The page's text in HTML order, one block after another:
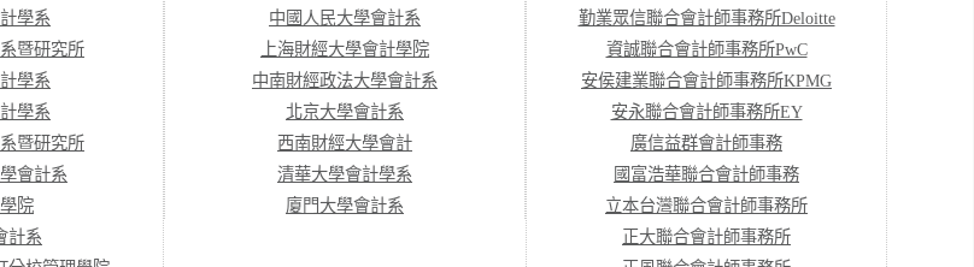
學系
暨研究所
學系
學系
暨研究所
會計系
院
計系
中國人民大學會計系
上海財經大學會計學院
中南財經政法大學會計系
北京大學會計系
西南財經大學會計
清華大學會計學系
廈門大學會計系
勤業眾信聯合會計師事務所Deloitte
資誠聯合會計師事務所PwC
安侯建業聯合會計師事務所KPMG
安永聯合會計師事務所EY
廣信益群會計師事務
國富浩華聯合會計師事務
立本台灣聯合會計師事務所
正大聯合會計師事務所